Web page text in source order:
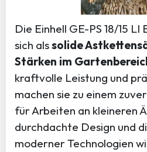
Die Einhell GE-PS 18/15
sich alssolide
Stärken im
kraftvolle Leistung und
machen sie zu einem
für Arbeiten an kleineren
durchdachte Design und
moderner Technologien